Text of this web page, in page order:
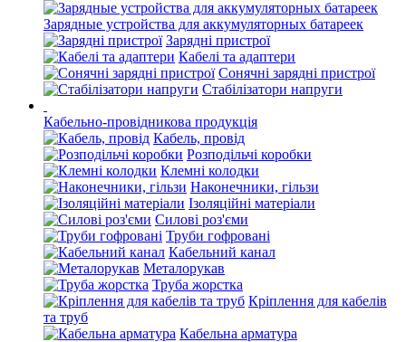
Зарядные устройства для аккумуляторных батареек
Зарядні пристрої
Кабелі та адаптери
Сонячні зарядні пристрої
Стабілізатори напруги
Кабельно-провідникова продукція
Кабель, провід
Розподільчі коробки
Клемні колодки
Наконечники, гільзи
Ізоляційні матеріали
Силові роз'єми
Труби гофровані
Кабельний канал
Металорукав
Труба жорстка
Кріплення для кабелів
та труб
Кабельна арматура